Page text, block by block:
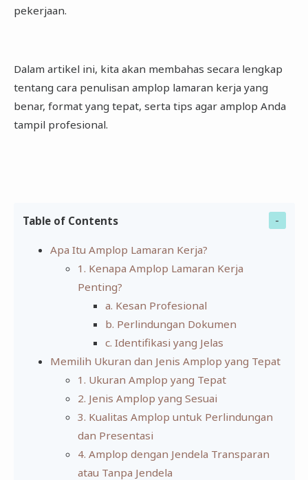
pekerjaan.
Dalam artikel ini, kita akan membahas secara lengkap
tentang cara penulisan amplop lamaran kerja yang
benar, format yang tepat, serta tips agar amplop Anda
tampil profesional.
Table of Contents
Apa Itu Amplop Lamaran Kerja?
1. Kenapa Amplop Lamaran Kerja
Penting?
a. Kesan Profesional
b. Perlindungan Dokumen
c. Identifikasi yang Jelas
Memilih Ukuran dan Jenis Amplop yang Tepat
1. Ukuran Amplop yang Tepat
2. Jenis Amplop yang Sesuai
3. Kualitas Amplop untuk Perlindungan
dan Presentasi
4. Amplop dengan Jendela Transparan
atau Tanpa Jendela